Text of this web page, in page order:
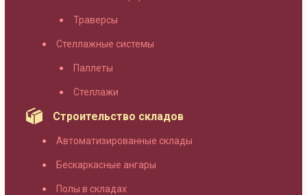
Траверсы
Стеллажные системы
Паллеты
Стеллажи
Строительство складов
Автоматизированные склады
Бескаркасные ангары
Полы в складах